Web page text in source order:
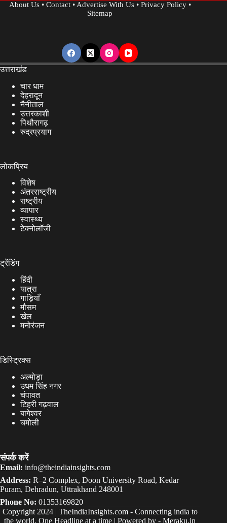
About Us• Contact•Advertise With Us• Privacy Policy•
Sitemap
उत्तराखंड
चार धाम
देहरादून
नैनीताल
उत्तरकाशी
पिथौरागढ़
रुद्रप्रयाग
लोकप्रिय
विशेष
अंतरराष्ट्रीय
राष्ट्रीय
व्यापार
स्वास्थ्य
टेक्नोलॉजी
ट्रेंडिंग
हिंदी
यात्रा
गाड़ियाँ
मौसम
खेल
मनोरंजन
डिस्ट्रिक्स
अल्मोड़ा
उधम सिंह नगर
चंपावत
टिहरी गढ़वाल
बागेश्वर
चमोली
संपर्क करें
Email: info@theindiainsights.com
Address: R–2 Complex, Doon University Road, Kedar
Puram, Dehradun, Uttrakhand 248001
Phone No: 01353169820
Copyright 2024 | TheIndiaInsights.com- Connecting india to
the world, One Headline at a time | Powered by -Meraku.in